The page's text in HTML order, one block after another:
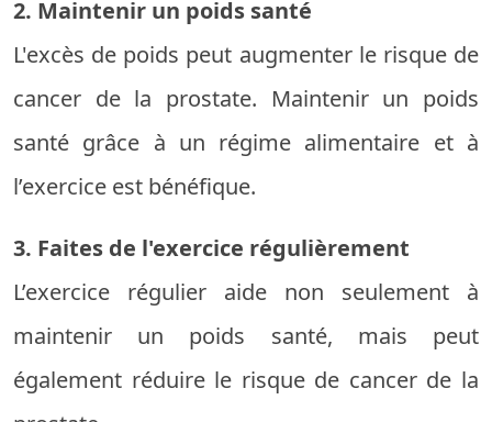
2. Maintenir un poids santé
L'excès de poids peut augmenter le risque de
cancer de la prostate. Maintenir un poids
santé grâce à un régime alimentaire et à
l’exercice est bénéfique.
3. Faites de l'exercice régulièrement
L’exercice régulier aide non seulement à
maintenir un poids santé, mais peut
également réduire le risque de cancer de la